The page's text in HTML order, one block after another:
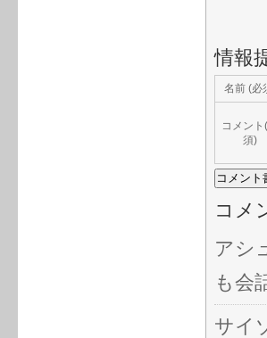
情報
名前 (必
コメント
須)
コメ
アシ
も会
サイ